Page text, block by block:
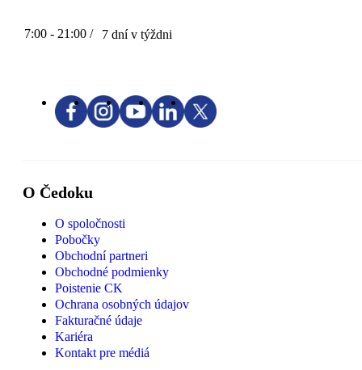
7:00 - 21:00 / 7 dní v týždni
O Čedoku
O spoločnosti
Pobočky
Obchodní partneri
Obchodné podmienky
Poistenie CK
Ochrana osobných údajov
Fakturačné údaje
Kariéra
Kontakt pre médiá